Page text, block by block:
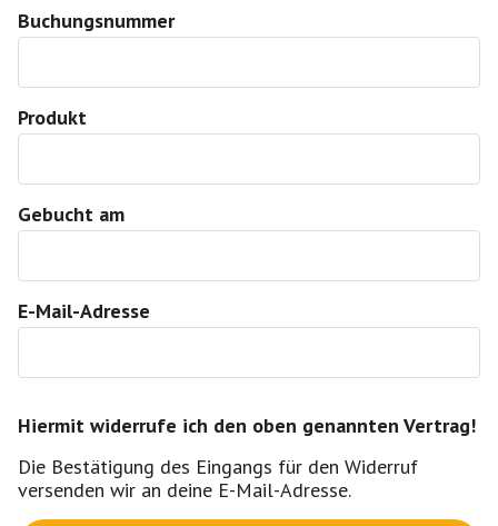
Buchungsnummer
Produkt
Gebucht am
E-Mail-Adresse
Hiermit widerrufe ich den oben genannten Vertrag!
Die Bestätigung des Eingangs für den Widerruf
versenden wir an deine E-Mail-Adresse.